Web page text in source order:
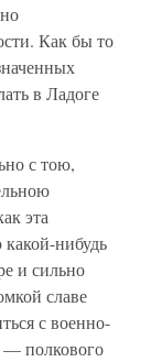
Как бы то
в Ладоге
с тою,
эта
нибудь
и сильно
славе
с военно-
— полкового